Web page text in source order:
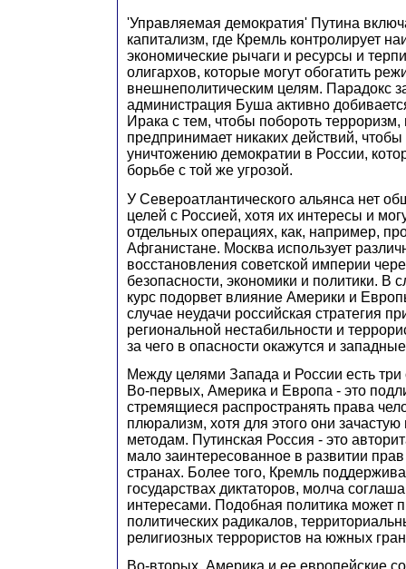
'Управляемая демократия' Путина
капитализм, где Кремль контролирует
экономические рычаги и ресурсы и
олигархов, которые могут обогатить
внешнеполитическим целям. Парадокс
администрация Буша активно
Ирака с тем, чтобы побороть терроризм,
предпринимает никаких действий, чтобы
уничтожению демократии в России,
борьбе с той же угрозой.
У Североатлантического альянса нет
целей с Россией, хотя их интересы и
отдельных операциях, как, например,
Афганистане. Москва использует
восстановления советской империи
безопасности, экономики и политики. В
курс подорвет влияние Америки и
случае неудачи российская стратегия
региональной нестабильности и
за чего в опасности окажутся и
Между целями Запада и России есть
Во-первых, Америка и Европа - это
стремящиеся распространять права
плюрализм, хотя для этого они
методам. Путинская Россия - это
мало заинтересованное в развитии
странах. Более того, Кремль
государствах диктаторов, молча
интересами. Подобная политика может
политических радикалов,
религиозных террористов на южных